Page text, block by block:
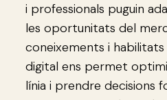
i professionals puguin
les oportunitats del
coneixements i
digital ens permet
línia i prendre decisions